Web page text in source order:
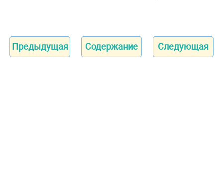
Предыдущая Содержание Следующая